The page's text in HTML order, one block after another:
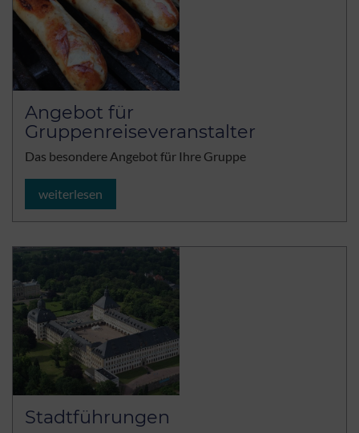
Angebot für
Gruppenreiseveranstalter
Das besondere Angebot für Ihre Gruppe
weiterlesen
Stadtführungen